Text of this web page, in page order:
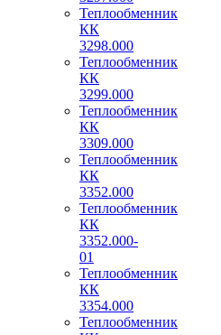
Теплообменник
КК
3298.000
Теплообменник
КК
3299.000
Теплообменник
КК
3309.000
Теплообменник
КК
3352.000
Теплообменник
КК
3352.000-
01
Теплообменник
КК
3354.000
Теплообменник